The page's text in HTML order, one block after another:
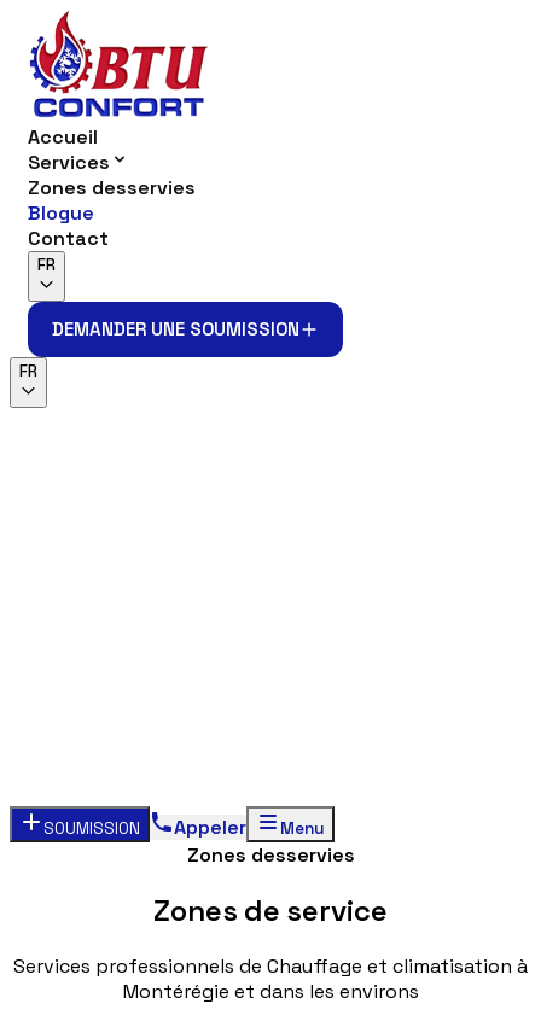
Accueil
Services
Zones desservies
Blogue
Contact
FR
DEMANDER UNE SOUMISSION
FR
SOUMISSION Appeler Menu
Zones desservies
Zones de service
Services professionnels de Chauffage et climatisation à
Montérégie et dans les environs